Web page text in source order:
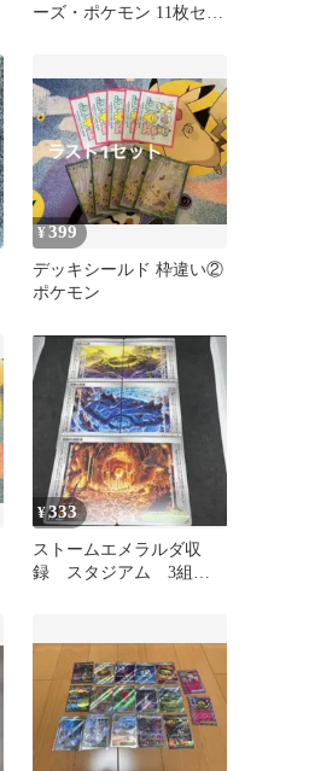
ーズ・ポケモン 11枚セッ
¥399
デッキシールド 枠違い②
ポケモン
¥333
ストームエメラルダ収
録 スタジアム 3組セ